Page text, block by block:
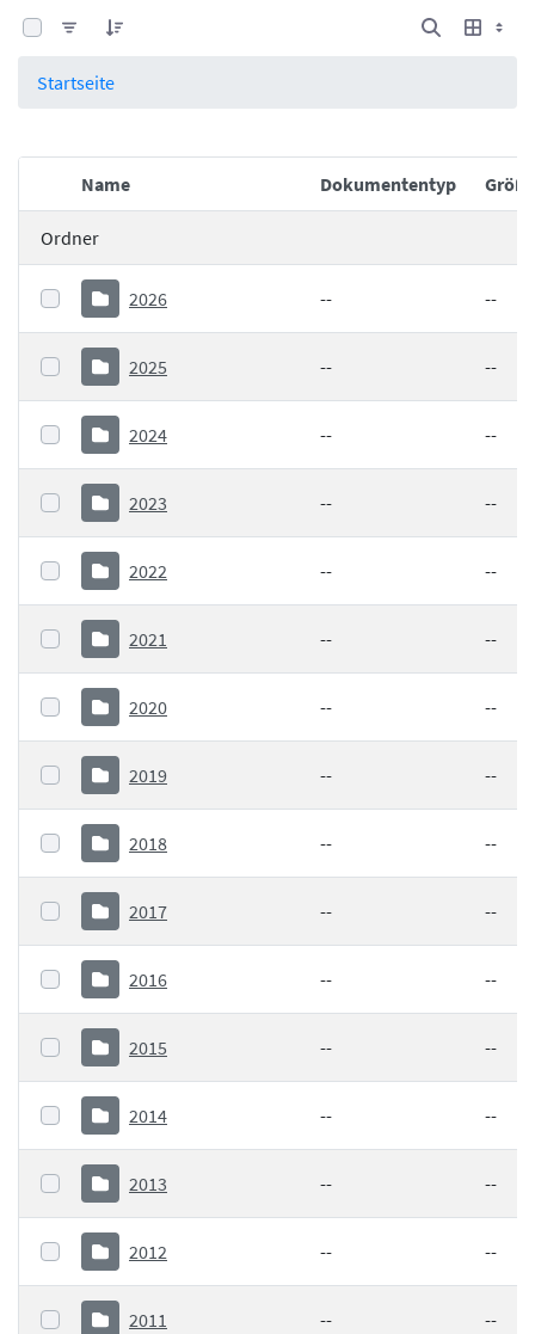
0 von 25 Elemente ausgewählt
Startseite
Elementauswahl
Name Dokumententyp Größe
Ordner
2026 -- --
2025 -- --
2024 -- --
2023 -- --
2022 -- --
2021 -- --
2020 -- --
2019 -- --
2018 -- --
2017 -- --
2016 -- --
2015 -- --
2014 -- --
2013 -- --
2012 -- --
2011 -- --